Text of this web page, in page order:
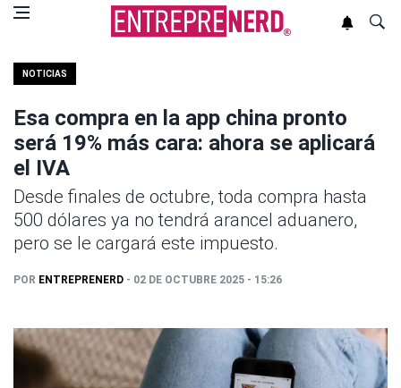
NOTICIAS
Esa compra en la app china pronto
será 19% más cara: ahora se aplicará
el IVA
Desde finales de octubre, toda compra hasta
500 dólares ya no tendrá arancel aduanero,
pero se le cargará este impuesto.
POR ENTREPRENERD - 02 DE OCTUBRE 2025 - 15:26